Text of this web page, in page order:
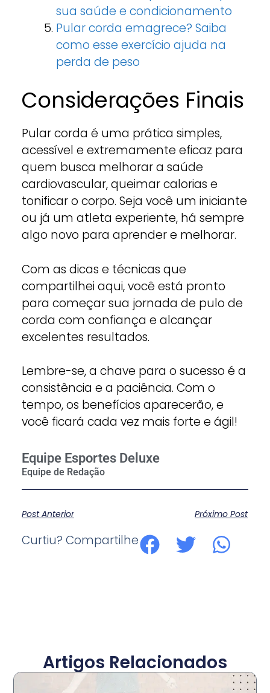
sua saúde e condicionamento
Pular corda emagrece? Saiba
como esse exercício ajuda na
perda de peso
Considerações Finais
Pular corda é uma prática simples,
acessível e extremamente eficaz para
quem busca melhorar a saúde
cardiovascular, queimar calorias e
tonificar o corpo. Seja você um iniciante
ou já um atleta experiente, há sempre
algo novo para aprender e melhorar.
Com as dicas e técnicas que
compartilhei aqui, você está pronto
para começar sua jornada de pulo de
corda com confiança e alcançar
excelentes resultados.
Lembre-se, a chave para o sucesso é a
consistência e a paciência. Com o
tempo, os benefícios aparecerão, e
você ficará cada vez mais forte e ágil!
Equipe Esportes Deluxe
Post Anterior Próximo Post
Curtiu? Compartilhe
Artigos Relacionados